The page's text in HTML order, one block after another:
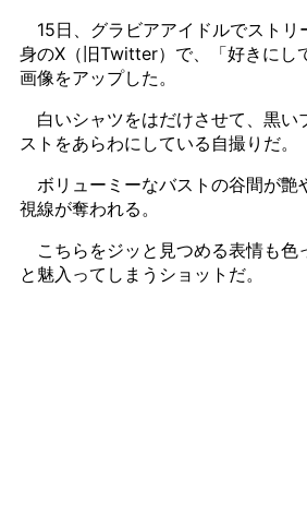
15日、グラビアアイドルでストリ
身のX（旧Twitter）で、「好きにし
画像をアップした。
白いシャツをはだけさせて、黒い
ストをあらわにしている自撮りだ。
ボリューミーなバストの谷間が艶
視線が奪われる。
こちらをジッと見つめる表情も色
と魅入ってしまうショットだ。